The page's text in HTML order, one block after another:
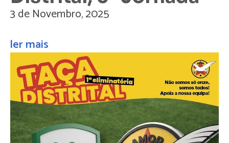
3 de Novembro, 2025
ler mais